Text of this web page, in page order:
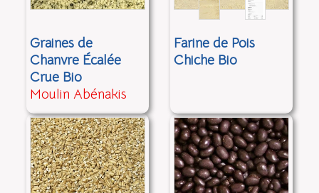
Graines de
Chanvre Écalée
Crue Bio
Moulin Abénakis
Farine de Pois
Chiche Bio